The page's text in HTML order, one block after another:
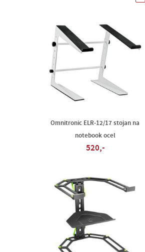
Omnitronic ELR-12/17 stojan na
notebook ocel
520,-